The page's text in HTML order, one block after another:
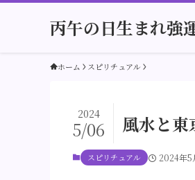
丙午の日生まれ強
ホーム スピリチュアル
風水と
2024
5/06
スピリチュアル 2024年5